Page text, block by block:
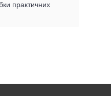
практичних